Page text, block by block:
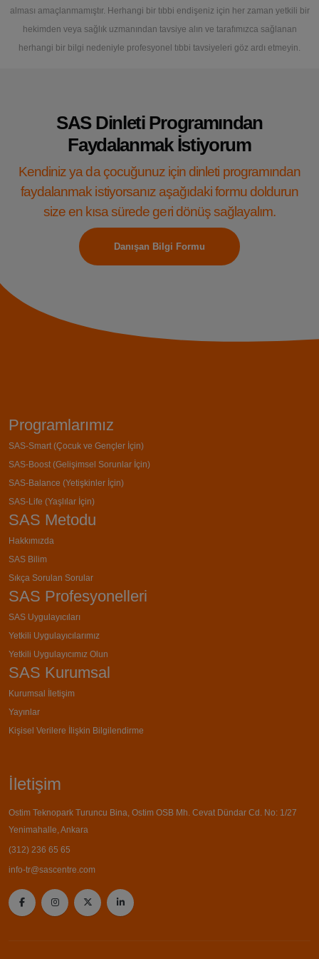
alması amaçlanmamıştır. Herhangi bir tıbbi endişeniz için her zaman yetkili bir
hekimden veya sağlık uzmanından tavsiye alın ve tarafımızca sağlanan
herhangi bir bilgi nedeniyle profesyonel tıbbi tavsiyeleri göz ardı etmeyin.
SAS Dinleti Programından
Faydalanmak İstiyorum
Kendiniz ya da çocuğunuz için dinleti programından
faydalanmak istiyorsanız aşağıdaki formu doldurun
size en kısa sürede geri dönüş sağlayalım.
Danışan Bilgi Formu
Programlarımız
SAS-Smart (Çocuk ve Gençler İçin)
SAS-Boost (Gelişimsel Sorunlar İçin)
SAS-Balance (Yetişkinler İçin)
SAS-Life (Yaşlılar İçin)
SAS Metodu
Hakkımızda
SAS Bilim
Sıkça Sorulan Sorular
SAS Profesyonelleri
SAS Uygulayıcıları
Yetkili Uygulayıcılarımız
Yetkili Uygulayıcımız Olun
SAS Kurumsal
Kurumsal İletişim
Yayınlar
Kişisel Verilere İlişkin Bilgilendirme
İletişim
Ostim Teknopark Turuncu Bina, Ostim OSB Mh. Cevat Dündar Cd. No: 1/27
Yenimahalle, Ankara
(312) 236 65 65
info-tr@sascentre.com